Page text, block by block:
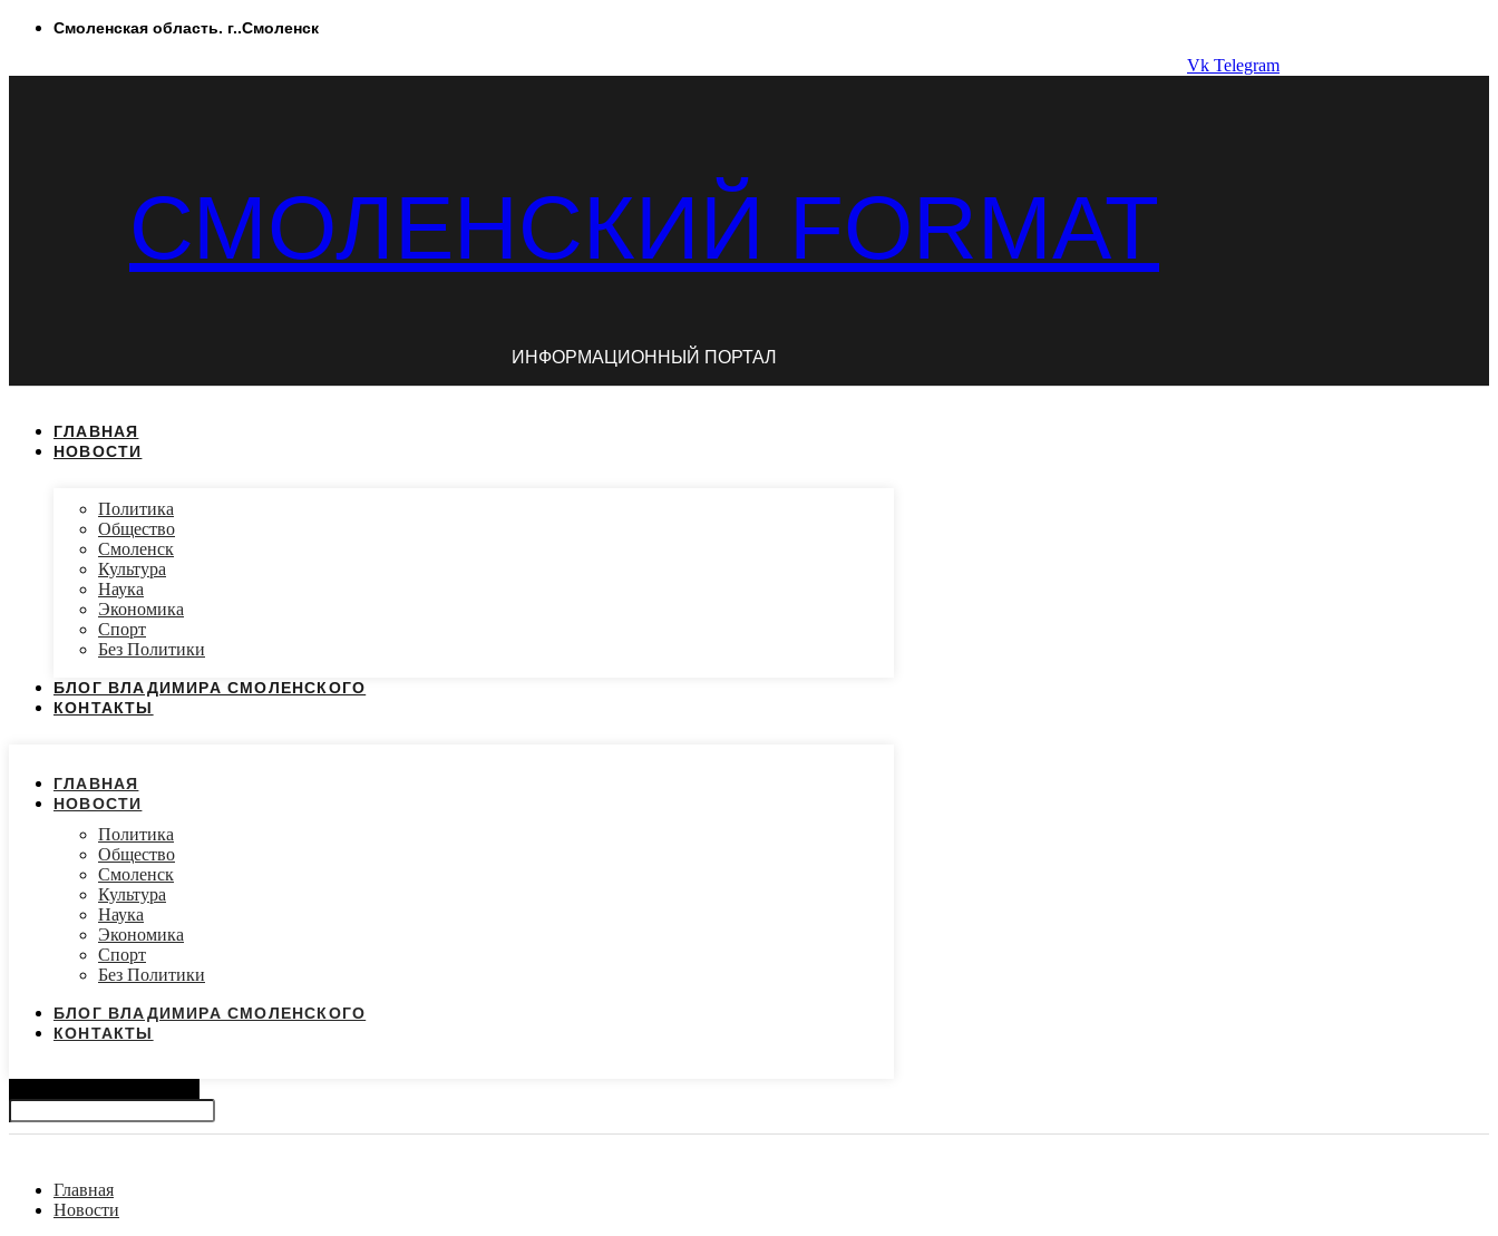
ПерейтиСмоленская область. г..Смоленск
Vk Telegram
СМОЛЕНСКИЙ FORMAT
ИНФОРМАЦИОННЫЙ ПОРТАЛ
ГЛАВНАЯ
НОВОСТИ
Политика
Общество
Смоленск
Культура
Наука
Экономика
Спорт
Без Политики
БЛОГ ВЛАДИМИРА СМОЛЕНСКОГО
КОНТАКТЫ
ГЛАВНАЯ
НОВОСТИ
Политика
Общество
Смоленск
Культура
Наука
Экономика
Спорт
Без Политики
БЛОГ ВЛАДИМИРА СМОЛЕНСКОГО
КОНТАКТЫ
Главная
Новости